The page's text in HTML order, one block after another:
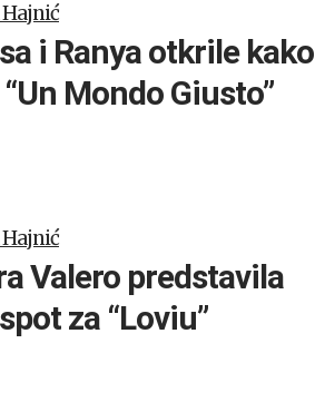
i Ranya otkrile kako
Mondo Giusto”
Valero predstavila
za “Loviu”